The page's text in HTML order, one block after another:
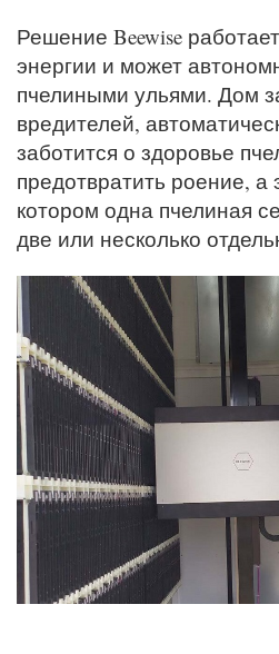
Решение Beewise
энергии и может
пчелиными ульями. Дом
вредителей,
заботится о здоровье
предотвратить роение, а
котором одна пчелиная
две или несколько